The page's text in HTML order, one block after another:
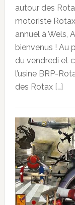
autour des
motoriste
annuel à Wels,
bienvenus ! Au
du vendredi et
l’usine BRP-
des Rotax […]